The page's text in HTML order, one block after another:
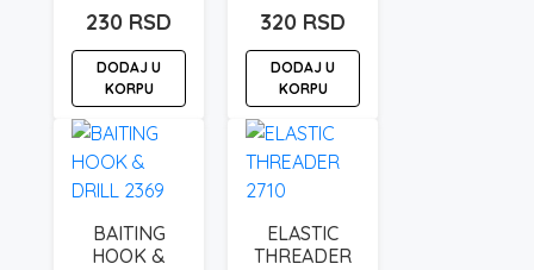
230 RSD
DODAJ U
KORPU
320 RSD
DODAJ U
KORPU
BAITING
HOOK &
ELASTIC
THREADER